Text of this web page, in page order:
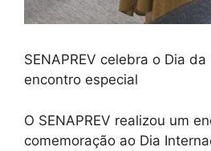
SENAPREV celebra o Dia
encontro especial
O SENAPREV realizou um
comemoração ao Dia